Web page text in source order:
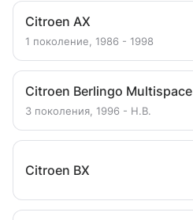
Citroen AX
1 поколение, 1986 - 1998
Citroen Berlingo Multispace
3 поколения, 1996 - Н.В.
Citroen BX